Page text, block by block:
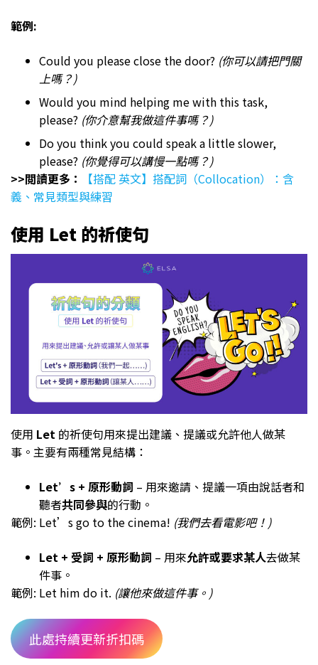
範例:
Could you please close the door? (你可以請把門關
上嗎？)
Would you mind helping me with this task,
please? (你介意幫我做這件事嗎？)
Do you think you could speak a little slower,
please? (你覺得可以講慢一點嗎？)
>>閲讀更多：
【搭配 英文】搭配詞（Collocation）：含
義、常見類型與練習
使用 Let 的祈使句
使用 Let 的祈使句用來提出建議、提議或允許他人做某
事。主要有兩種常見結構：
Let’s + 原形動詞 – 用來邀請、提議一項由說話者和
聽者共同參與的行動。
範例: Let’s go to the cinema! (我們去看電影吧！)
Let + 受詞 + 原形動詞 – 用來允許或要求某人去做某
件事。
範例: Let him do it. (讓他來做這件事。)
此處持續更新折扣碼